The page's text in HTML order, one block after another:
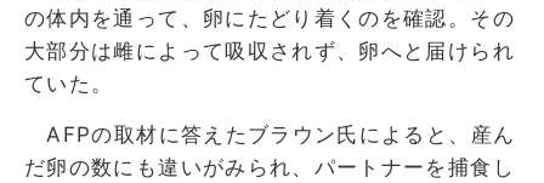
の体内を通って、卵にたどり着くのを確認。その
大部分は雌によって吸収されず、卵へと届けられ
ていた。
AFPの取材に答えたブラウン氏によると、産ん
だ卵の数にも違いがみられ、パートナーを捕食し